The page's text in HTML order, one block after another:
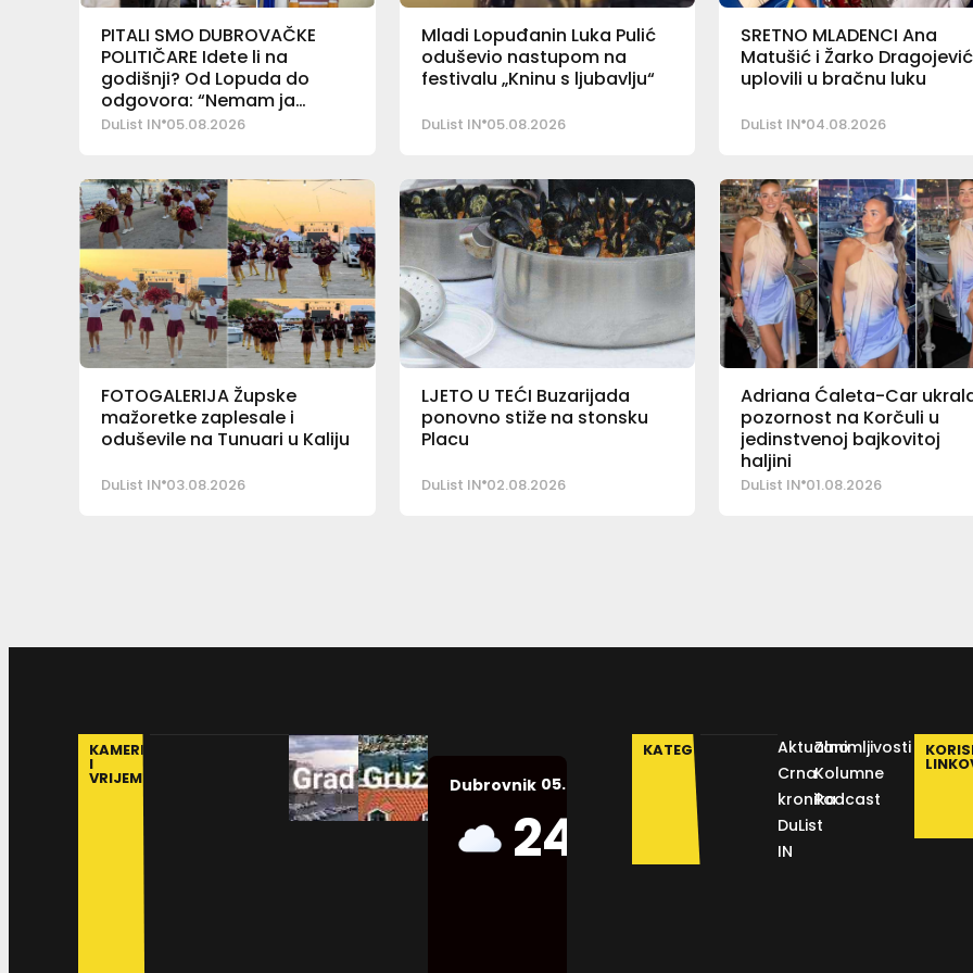
PITALI SMO DUBROVAČKE
POLITIČARE Idete li na
godišnji? Od Lopuda do
odgovora: “Nemam ja
godišnjeg”
DuList IN 05.08.2026
Mladi Lopuđanin Luka Pulić
oduševio nastupom na
festivalu „Kninu s ljubavlju“
DuList IN 05.08.2026
SRETNO MLADENCI Ana
Matušić i Žarko Dragojević
uplovili u bračnu luku
DuList IN 04.08.2026
FOTOGALERIJA Župske
mažoretke zaplesale i
oduševile na Tunuari u Kaliju
DuList IN 03.08.2026
LJETO U TEĆI Buzarijada
ponovno stiže na stonsku
Placu
DuList IN 02.08.2026
Adriana Ćaleta-Car
pozornost na Korčuli u
jedinstvenoj bajkovitoj
haljini
DuList IN 01.08.2026
KAMERE
I
VRIJEME Dubrovnik 05.08.2026.
24
Humidity:
KATEGORIJE
Aktualno
Crna
kronika
DuList
IN
Zanimljivosti
Kolumne
Podcast